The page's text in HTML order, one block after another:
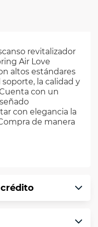
revitalizador
Air Love
altos estándares
la calidad y
con un
con elegancia la
de manera
compra generas